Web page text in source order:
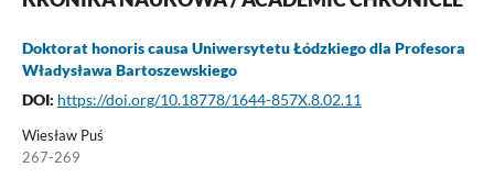
Doktorat honoris causa Uniwersytetu Łódzkiego dla Profesora
Władysława Bartoszewskiego
DOI: https://doi.org/10.18778/1644-857X.8.02.11
Wiesław Puś
267-269